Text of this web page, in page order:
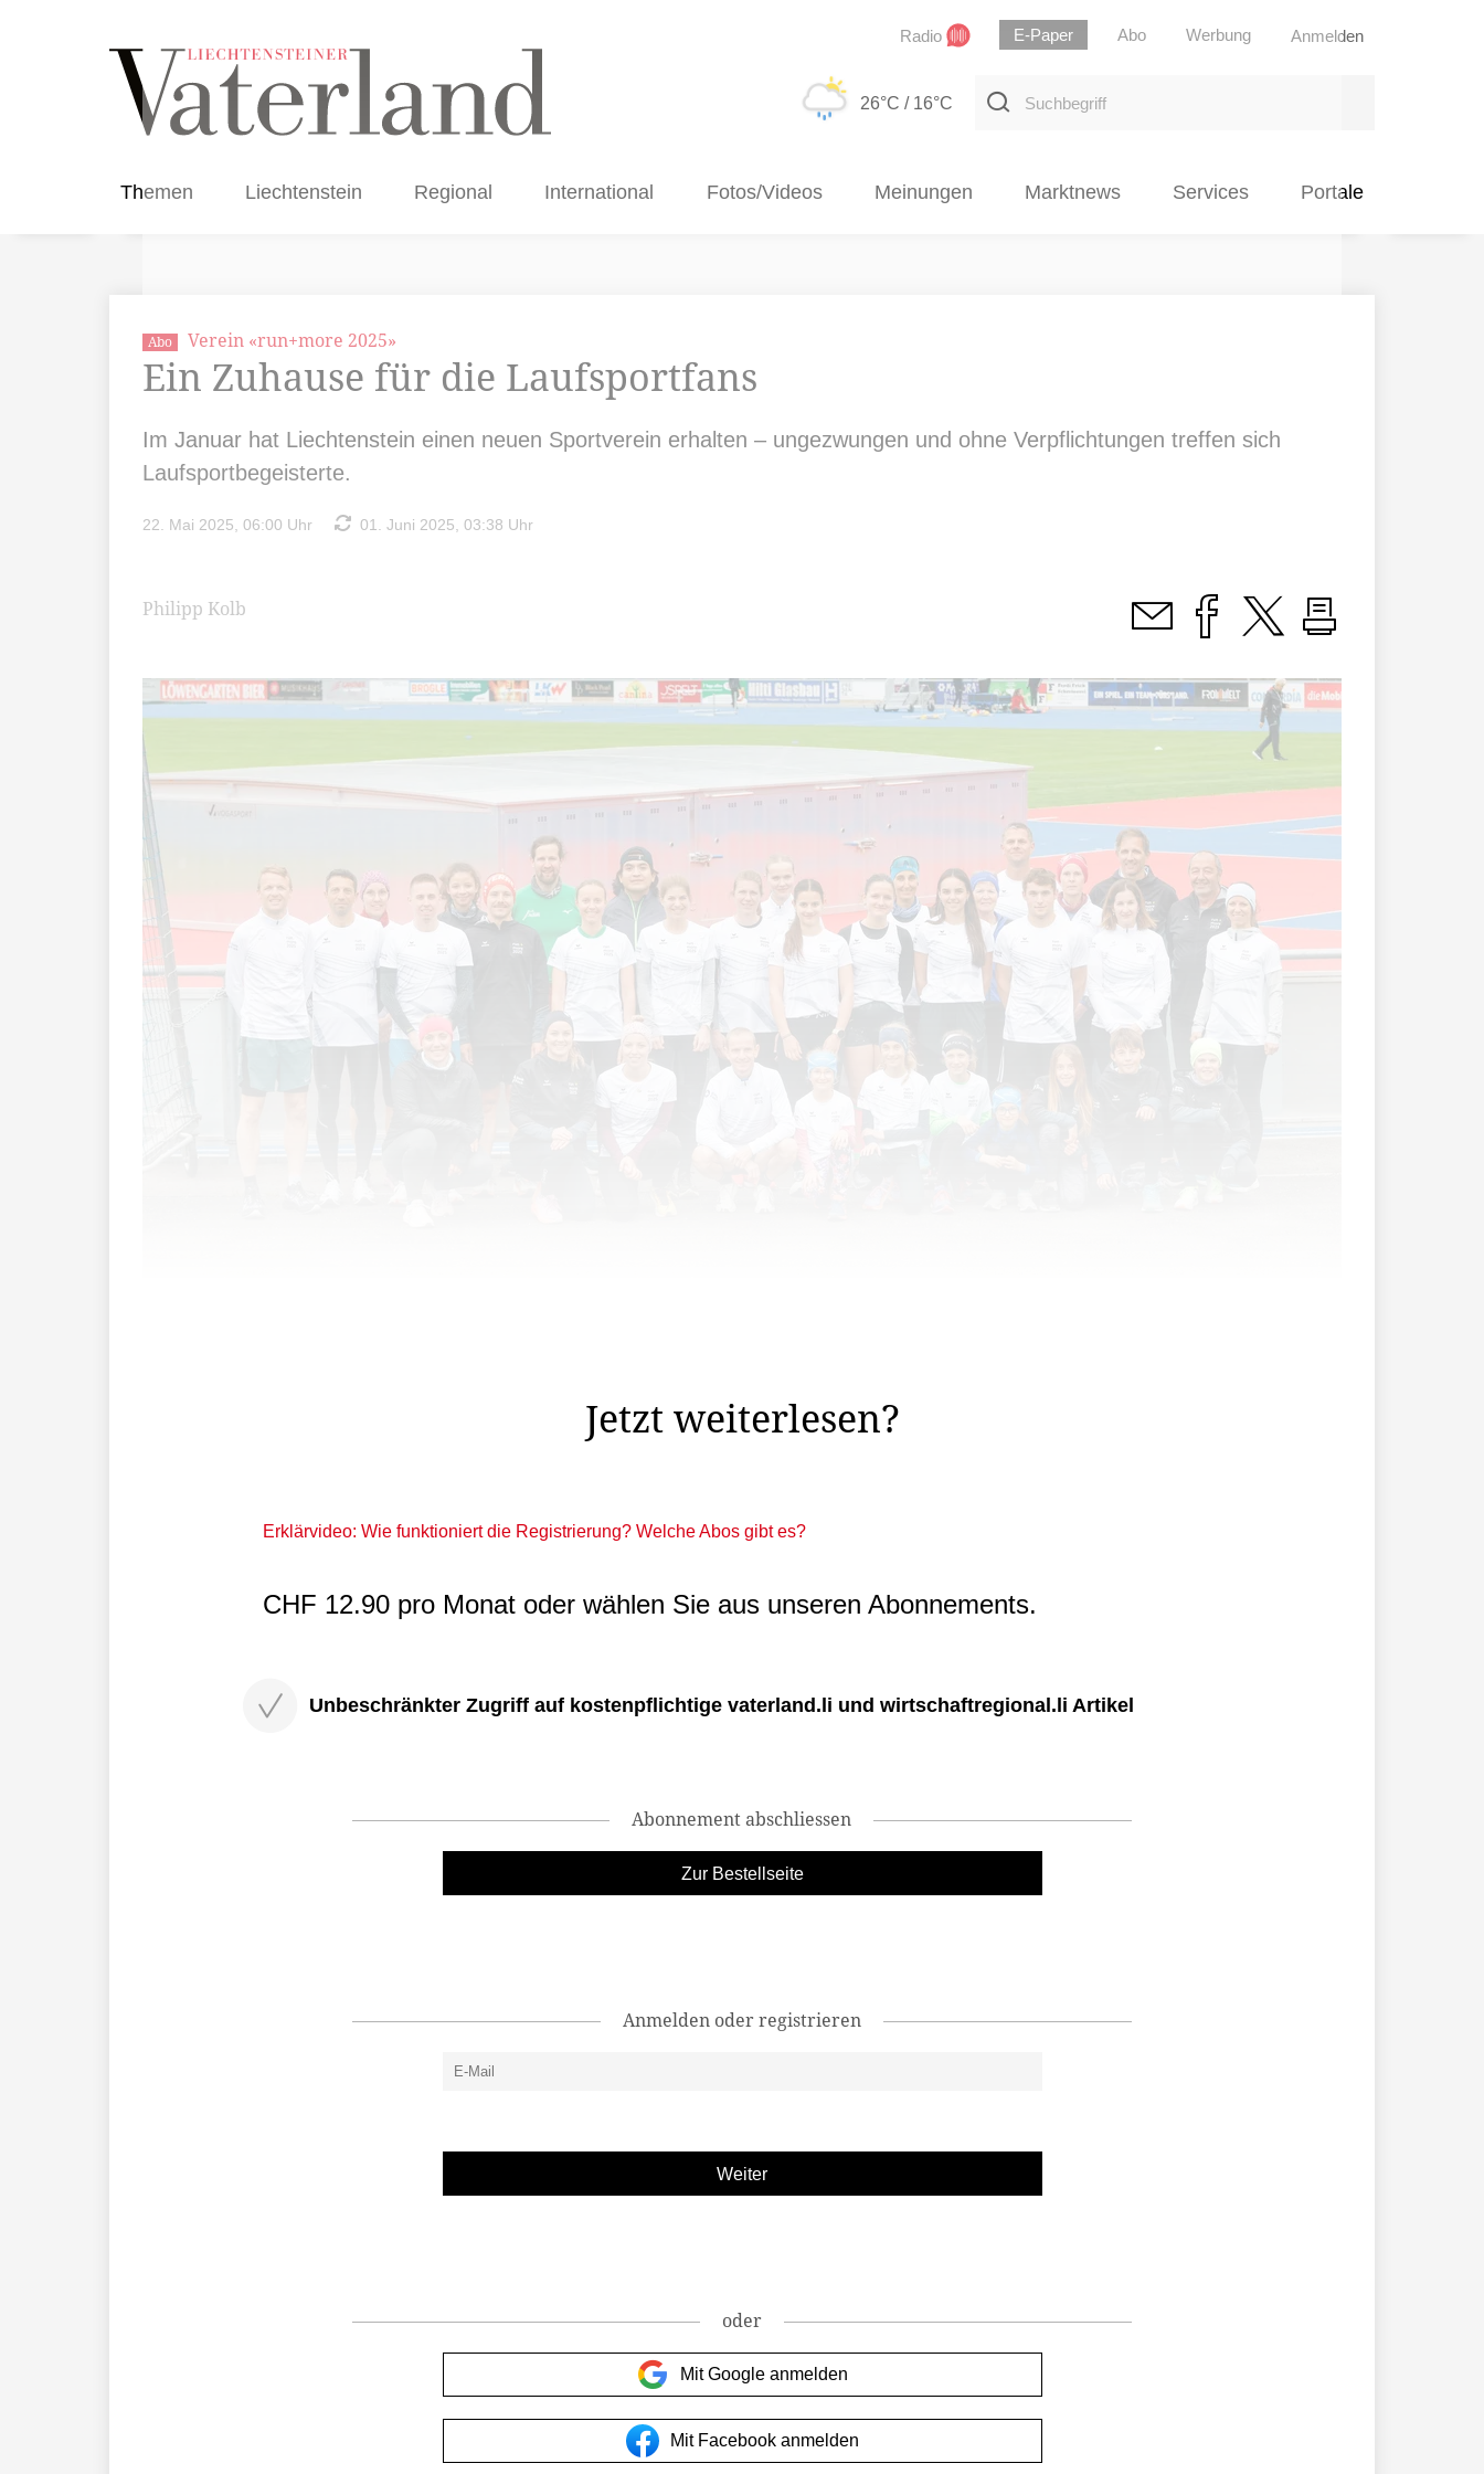
Radio E-Paper Abo Werbung Anmelden
26°C / 16°C
Suchbegriff
Themen Liechtenstein Regional International Fotos/Videos Meinungen Marktnews Services Portale
Abo Verein «run+more 2025»
Ein Zuhause für die Laufsportfans
Im Januar hat Liechtenstein einen neuen Sportverein erhalten – ungezwungen und ohne Verpflichtungen treffen sich
Laufsportbegeisterte.
22. Mai 2025, 06:00 Uhr 01. Juni 2025, 03:38 Uhr
Philipp Kolb
Jetzt weiterlesen?
Erklärvideo: Wie funktioniert die Registrierung? Welche Abos gibt es?
CHF 12.90 pro Monat oder wählen Sie aus unseren Abonnements.
Unbeschränkter Zugriff auf kostenpflichtige vaterland.li und wirtschaftregional.li Artikel
Abonnement abschliessen
Zur Bestellseite
Anmelden oder registrieren
oder
Mit Google anmelden
Mit Facebook anmelden